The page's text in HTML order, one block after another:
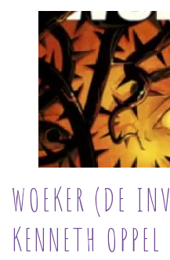
WOEKER (DE
KENNETH OPPEL